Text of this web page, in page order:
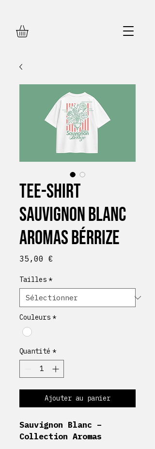
Tee-shirt
Sauvignon Blanc
Aromas Bérrize
35,00 €
Tailles *
Couleurs *
Quantité *
Ajouter au panier
Sauvignon Blanc –
Collection Aromas